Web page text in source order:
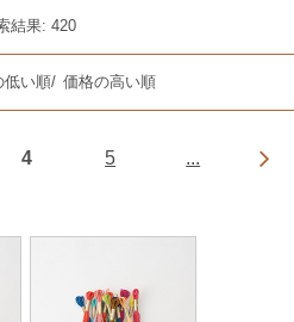
結果: 420
低い順/ 価格の高い順
4 5 ...